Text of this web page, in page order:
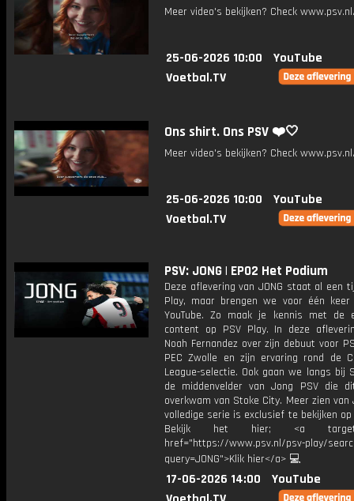
Meer video's bekijken? Check
25-06-2026 10:00
YouTube
Voetbal.TV
Ons shirt. Ons PSV ❤️🤍
Meer video's bekijken? Check
25-06-2026 10:00
YouTube
Voetbal.TV
PSV: JONG | EP02 Het Podium
Deze aflevering van JONG staat al een
Play, maar brengen we voor één
YouTube. Zo maak je kennis met de
content op PSV Play. In deze
Noah Fernandez over zijn debuut voor
PEC Zwolle en zijn ervaring rond de
League-selectie. Ook gaan we langs bij
de middenvelder van Jong PSV die
overkwam van Stoke City. Meer zien van
volledige serie is exclusief te bekijken op
Bekijk het hier; <a
href="https://www.psv.nl/psv-play/
query=JONG">Klik hier</a> 💻
17-06-2026 14:00
YouTube